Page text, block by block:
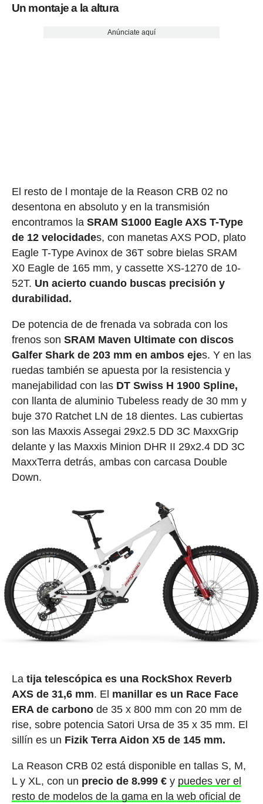
Un montaje a la altura
Anúnciate aquí
El resto de l montaje de la Reason CRB 02 no
desentona en absoluto y en la transmisión
encontramos la SRAM S1000 Eagle AXS T-Type
de 12 velocidades, con manetas AXS POD, plato
Eagle T-Type Avinox de 36T sobre bielas SRAM
X0 Eagle de 165 mm, y cassette XS-1270 de 10-
52T. Un acierto cuando buscas precisión y
durabilidad.
De potencia de de frenada va sobrada con los
frenos son SRAM Maven Ultimate con discos
Galfer Shark de 203 mm en ambos ejes. Y en las
ruedas también se apuesta por la resistencia y
manejabilidad con las DT Swiss H 1900 Spline,
con llanta de aluminio Tubeless ready de 30 mm y
buje 370 Ratchet LN de 18 dientes. Las cubiertas
son las Maxxis Assegai 29x2.5 DD 3C MaxxGrip
delante y las Maxxis Minion DHR II 29x2.4 DD 3C
MaxxTerra detrás, ambas con carcasa Double
Down.
Latija telescópica es una RockShox Reverb
AXS de 31,6 mm. El manillar es un Race Face
ERA de carbonode 35 x 800 mm con 20 mm de
rise, sobre potencia Satori Ursa de 35 x 35 mm. El
sillín es un Fizik Terra Aidon X5 de 145 mm.
La Reason CRB 02 está disponible en tallas S, M,
L y XL, con un precio de 8.999 €y puedes ver el
resto de modelos de la gama en la web oficial de